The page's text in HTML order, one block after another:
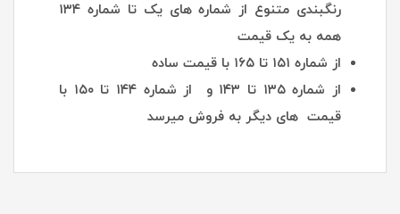
رنگبندی متنوع از شماره های یک تا شماره ۱۳۴
همه به یک قیمت
از شماره ۱۵۱ تا ۱۶۵ با قیمت ساده
از شماره ۱۳۵ تا ۱۴۳ و از شماره ۱۴۴ تا ۱۵۰ با
قیمت های دیگر به فروش میرسد